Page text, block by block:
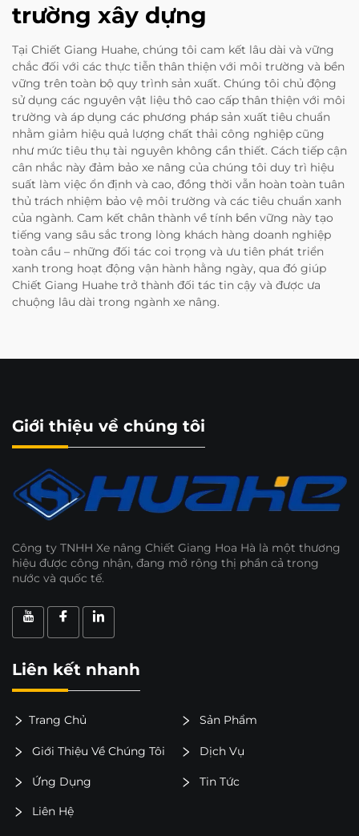
trường xây dựng
Tại Chiết Giang Huahe, chúng tôi cam kết lâu dài và vững
chắc đối với các thực tiễn thân thiện với môi trường và bền
vững trên toàn bộ quy trình sản xuất. Chúng tôi chủ động
sử dụng các nguyên vật liệu thô cao cấp thân thiện với môi
trường và áp dụng các phương pháp sản xuất tiêu chuẩn
nhằm giảm hiệu quả lượng chất thải công nghiệp cũng
như mức tiêu thụ tài nguyên không cần thiết. Cách tiếp cận
cân nhắc này đảm bảo xe nâng của chúng tôi duy trì hiệu
suất làm việc ổn định và cao, đồng thời vẫn hoàn toàn tuân
thủ trách nhiệm bảo vệ môi trường và các tiêu chuẩn xanh
của ngành. Cam kết chân thành về tính bền vững này tạo
tiếng vang sâu sắc trong lòng khách hàng doanh nghiệp
toàn cầu – những đối tác coi trọng và ưu tiên phát triển
xanh trong hoạt động vận hành hằng ngày, qua đó giúp
Chiết Giang Huahe trở thành đối tác tin cậy và được ưa
chuộng lâu dài trong ngành xe nâng.
Giới thiệu về chúng tôi
Công ty TNHH Xe nâng Chiết Giang Hoa Hà là một thương
hiệu được công nhận, đang mở rộng thị phần cả trong
nước và quốc tế.
Liên kết nhanh
Trang Chủ Sản Phẩm
Giới Thiệu Về Chúng Tôi Dịch Vụ
Ứng Dụng Tin Tức
Liên Hệ